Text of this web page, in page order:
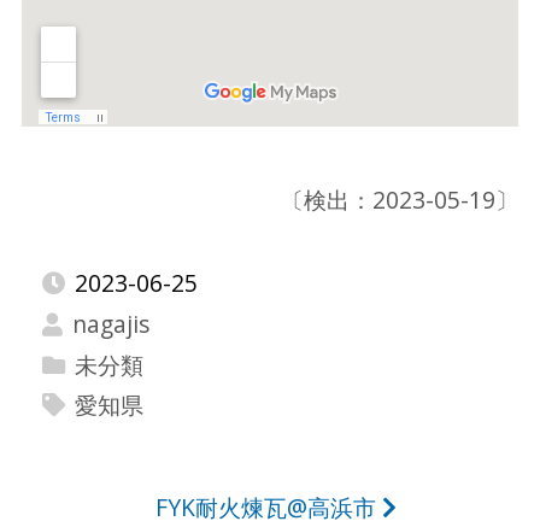
〔検出：2023-05-19〕
2023-06-25
nagajis
未分類
愛知県
FYK耐火煉瓦@高浜市